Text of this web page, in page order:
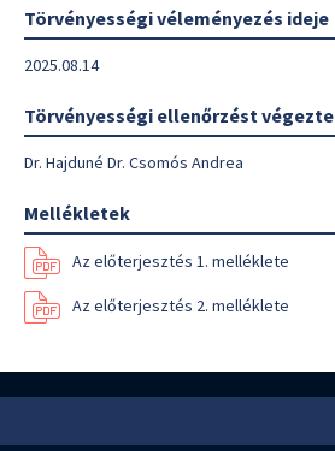
Törvényességi véleményezés ideje
2025.08.14
Törvényességi ellenőrzést végezte
Dr. Hajduné Dr. Csomós Andrea
Mellékletek
Az előterjesztés 1. melléklete
Az előterjesztés 2. melléklete